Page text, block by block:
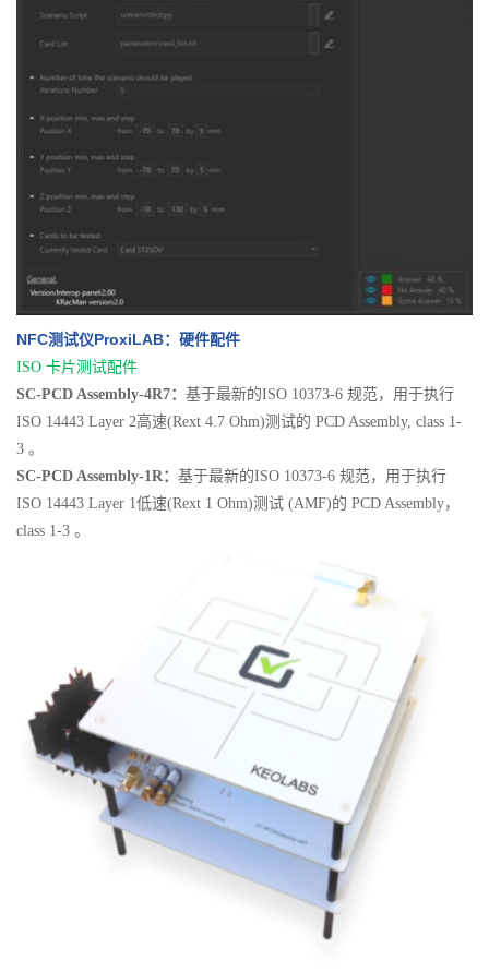
NFC测试仪ProxiLAB：硬件配件
ISO 卡片测试配件
SC-PCD Assembly-4R7： 基于最新的ISO 10373-6 规范，用于执行
ISO 14443 Layer 2高速(Rext 4.7 Ohm)测试的 PCD Assembly, class 1-
3 。
SC-PCD Assembly-1R： 基于最新的ISO 10373-6 规范，用于执行
ISO 14443 Layer 1低速(Rext 1 Ohm)测试 (AMF)的 PCD Assembly，
class 1-3 。